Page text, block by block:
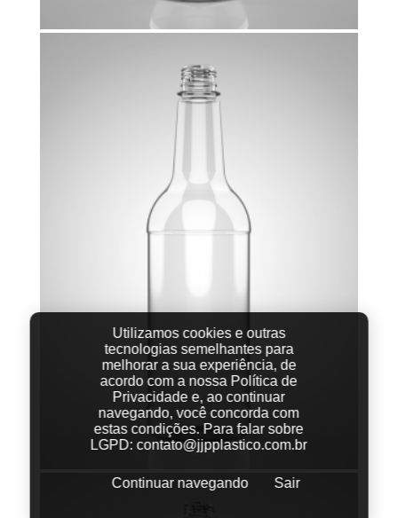
Utilizamos cookies e outras
tecnologias semelhantes para
melhorar a sua experiência, de
acordo com a nossa Política de
Privacidade e, ao continuar
navegando, você concorda com
estas condições. Para falar sobre
LGPD:contato@jjpplastico.com.br
Continuar navegando Sair